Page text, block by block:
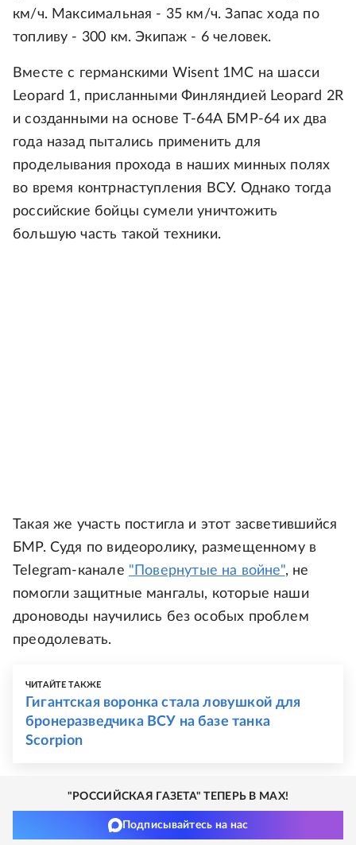
км/ч. Максимальная - 35 км/ч. Запас хода по
топливу - 300 км. Экипаж - 6 человек.
Вместе с германскими Wisent 1MC на шасси
Leopard 1, присланными Финляндией Leopard 2R
и созданными на основе Т-64А БМР-64 их два
года назад пытались применить для
проделывания прохода в наших минных полях
во время контрнаступления ВСУ. Однако тогда
российские бойцы сумели уничтожить
большую часть такой техники.
Такая же участь постигла и этот засветившийся
БМР. Судя по видеоролику, размещенному в
Telegram-канале "Повернутые на войне", не
помогли защитные мангалы, которые наши
дроноводы научились без особых проблем
преодолевать.
ЧИТАЙТЕ ТАКЖЕ
Гигантская воронка стала ловушкой для
бронеразведчика ВСУ на базе танка
Scorpion
"РОССИЙСКАЯ ГАЗЕТА" ТЕПЕРЬ В MAX!
Подписывайтесь на нас